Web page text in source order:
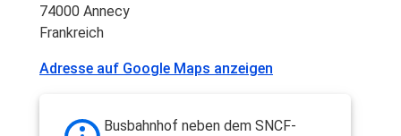
74000 Annecy
Frankreich
Adresse auf Google Maps anzeigen
Busbahnhof neben dem SNCF-